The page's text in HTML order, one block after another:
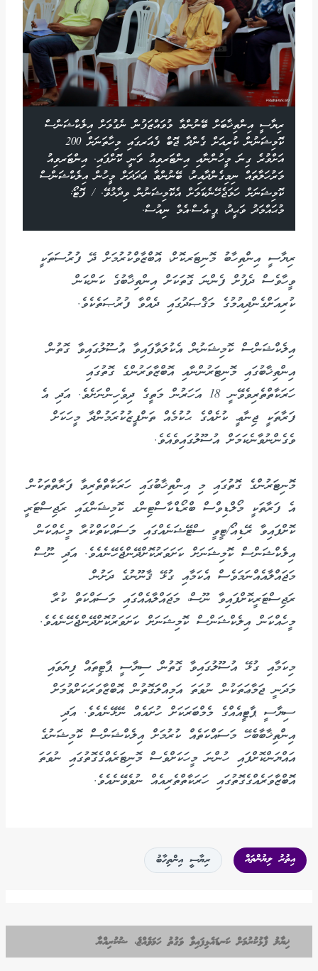
ރިޔާސީ އިންތިޚާބަށް ބޭނުންވާ މުވައްޒަފުން ނެގުމަށް އިލެކްޝަންސް
ކޮމިޝަނުން ކުރިއަށް ގެންދާ ޖޮބް ފެއަރގައި މިހާތަނަށް 200
އަށްވުރެ ގިނަ މީހުންނާއި އިންޓަރވިއު ވަނީ ކޮށްފައި. އިންޓަރވިއު
މަރުހަލާތައް ނިމިގެންދާއިރު، ބޭނުންވާ ޢަދަދަށް މީހުން އިލެކްޝަންސް
ކޮމިޝަނަށް ހަމަޖެހޭނެކަމަށް އެކޮމިޝަނުން ވިދާޅުވޭ. / ފޮޓޯ:
މުޙައްމަދު ވަޙީދު، ޕީ.އެސް.އެމް ނިއުސް.
ރިޔާސީ އިންތިހާބު މޮނިޓަރކޮށް، އޮބްޒާވްކުރުމަށް ދޭ ފުރުސަތަކީ
ވީހާވެސް ދެފުށް ފެންނަ ގޮތަކަށް އިންތިޚާބުގެ ކަންކަން
ކުރިއަށްގެންދިއުމުގެ މަޤްޞަދުގައި ދެއްވާ ފުރުޞަތެކެވެ.
އިލެކްޝަންސް ކޮމިޝަނުން އެކުލަވާފައިވާ އުސޫލުގައިވާ ގޮތުން
އިންތިޚާބުގައި މޮނިޓަރުންނާއި އޮބްޒާވަރުންގެ ގޮތުގައި
ހަރަކާތްތެރިވެވޭނީ 18 އަހަރުން މަތީގެ ދިވެހިންނަށެވެ. އަދި އެ
ފަރާތަކީ ޖިނާޢީ ކުށެއްގެ ޙުކުމެއް ތަންފީޒުކުރަމުންދާ މީހަކަށް
ވެގެންނުވާނެކަމަށް އުސޫލުގައިވެއެވެ.
މޮނިޓަރުންގެ ގޮތުގައި މި އިންތިޚާބުގައި ހަރަކާތްތެރިވާ ފަރާތްތަކުން
އެ ފަރާތަކީ މޯލްޑިވްސް ބްރޯޑްކާސްޓިންގ ކޮމިޝަންގައި ރަޖިސްޓަރީ
ކޮށްފައިވާ ރޭޑިއޯ/ޓީވީ ސްޓޭޝަނެއްގައި މަސައްކަތްކުރާ މީހެއްކަން
އިލެކްޝަންސް ކޮމިޝަނަށް ކަށަވަރުކޮށްދޭންޖެހޭނެއެވެ. އަދި ނޫސް
މަޖައްލާއެއްނަމަވެސް އެކަމާއި ގުޅޭ ޤާނޫނުގެ ދަށުން
ރަޖިސްޓަރީކޮށްފައިވާ ނޫސް، މަޖައްލާއެއްގައި މަސައްކަތް ކުރާ
މީހެއްކަން އިލެކްޝަންސް ކޮމިޝަނަށް ކަށަވަރުކޮށްދޭންޖެހޭނެއެވެ.
މިކަމާއި ގުޅޭ އުސޫލުގައިވާ ގޮތުން ސިޔާސީ ޕާޓީތައް ފިޔަވައި
މަދަނީ ޖަމާޢަތަކުން ނުވަތަ އަމިއްލަގޮތުން އޮބްޒާވަރަކަށްވުމަށް
ސިޔާސީ ޕާޓީއެއްގެ މެމްބަރަކަށް ހުށައެއް ނޭޅޭނެއެވެ. އަދި
އިންތިޚާބާބެހޭ މަސައްކަތެއް ކުރުމަށް އިލެކްޝަންސް ކޮމިޝަނުގެ
އައްޔަންކޮށްފައި ހުންނަ މީހަކަށްވެސް މޮނިޓަރެއްގެގޮތުގައި ނުވަތަ
އޮބްޒާވަރެއްގެގޮތުގައި ހަރަކާތްތެރިއެއް ނުވެވޭނެއެވެ.
އިތުރު ލިޔުންތައް ރިޔާސީ އިންތިހާބު
ޚިޔާލު ފާޅުކުރުމަށް ކަނޑައެޅިފައިވާ ވަގުތު ހަމަވެއްޖެ، ޝުކުރިއްޔާ